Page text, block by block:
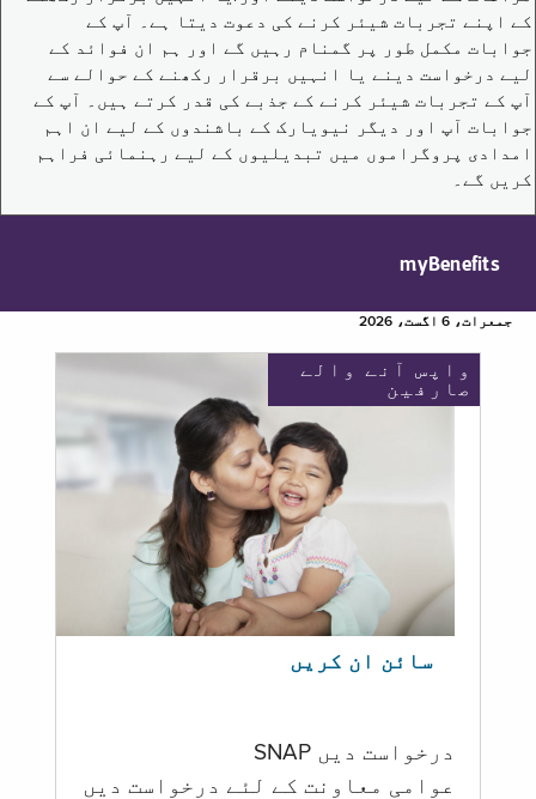
کے اپنے تجربات شیئر کرنے کی دعوت دیتا ہے۔ آپ کے
جوابات مکمل طور پر گمنام رہیں گے اور ہم ان فوائد کے
لیے درخواست دینے یا انہیں برقرار رکھنے کے حوالے سے
آپ کے تجربات شیئر کرنے کے جذبے کی قدر کرتے ہیں۔ آپ کے
جوابات آپ اور دیگر نیویارک کے باشندوں کے لیے ان اہم
امدادی پروگراموں میں تبدیلیوں کے لیے رہنمائی فراہم
کریں گے۔
myBenefits
جمعرات، 6 اگست، 2026
واپس آنے والے
صارفین
سائن ان کریں
درخواست دیں SNAP
عوامی معاونت کے لئے درخواست دیں